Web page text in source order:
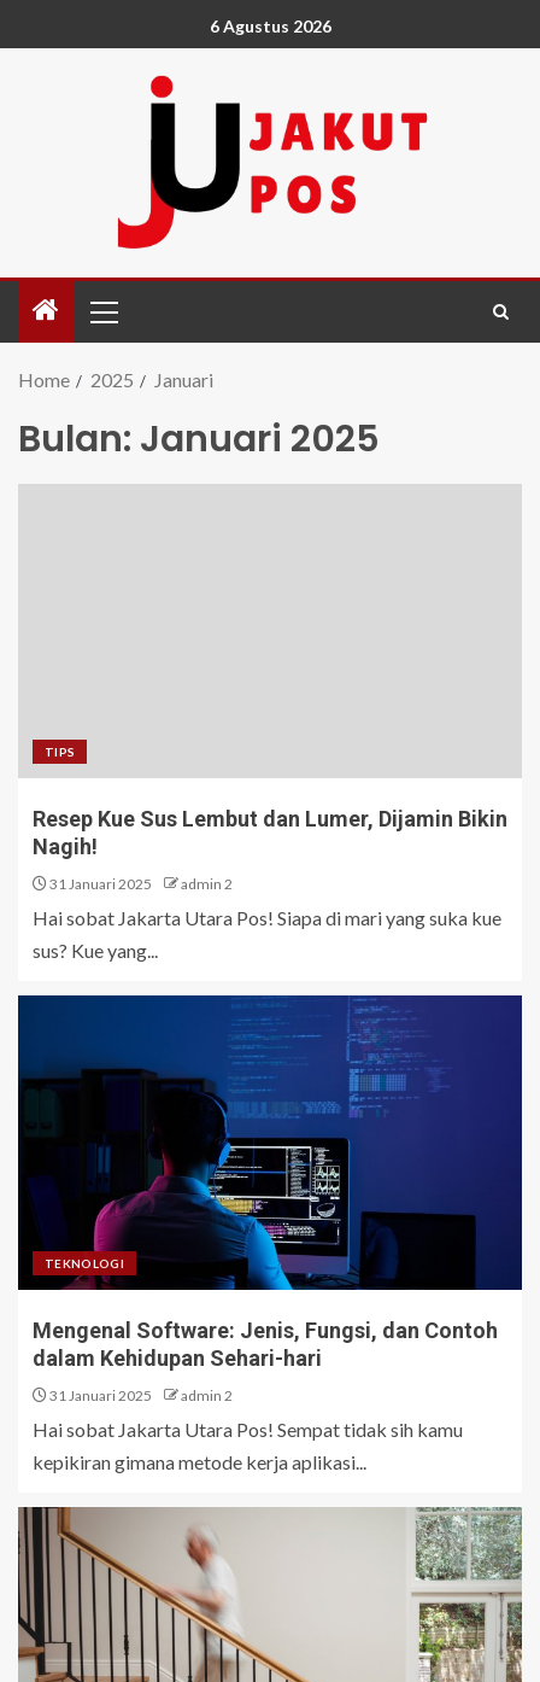
6 Agustus 2026
Home 2025 Januari
Bulan: Januari 2025
TIPS
Resep Kue Sus Lembut dan Lumer, Dijamin Bikin
Nagih!
31 Januari 2025 admin 2
Hai sobat Jakarta Utara Pos! Siapa di mari yang suka kue
sus? Kue yang...
TEKNOLOGI
Mengenal Software: Jenis, Fungsi, dan Contoh
dalam Kehidupan Sehari-hari
31 Januari 2025 admin 2
Hai sobat Jakarta Utara Pos! Sempat tidak sih kamu
kepikiran gimana metode kerja aplikasi...